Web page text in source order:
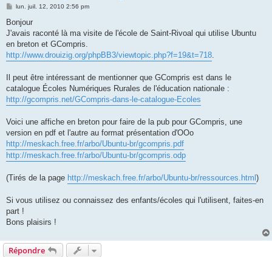
M
s
a
g
lun. juil. 12, 2010 2:56 pm
Bonjour
J'avais raconté là ma visite de l'école de Saint-Rivoal qui utilise Ubuntu
en breton et GCompris.
http://www.drouizig.org/phpBB3/viewtopic.php?f=19&t=718.
Il peut être intéressant de mentionner que GCompris est dans le
catalogue Écoles Numériques Rurales de l'éducation nationale :
http://gcompris.net/GCompris-dans-le-catalogue-Ecoles
Voici une affiche en breton pour faire de la pub pour GCompris, une
version en pdf et l'autre au format présentation d'OOo
http://meskach.free.fr/arbo/Ubuntu-br/gcompris.pdf
http://meskach.free.fr/arbo/Ubuntu-br/gcompris.odp
(Tirés de la page http://meskach.free.fr/arbo/Ubuntu-br/ressources.html )
Si vous utilisez ou connaissez des enfants/écoles qui l'utilisent, faites-en
part !
Bons plaisirs !
Répondre